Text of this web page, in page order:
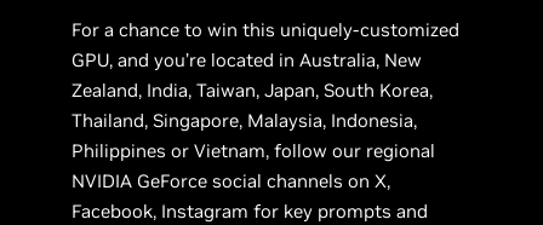
For a chance to win this uniquely-customized
GPU, and you’re located in Australia, New
Zealand, India, Taiwan, Japan, South Korea,
Thailand, Singapore, Malaysia, Indonesia,
Philippines or Vietnam, follow our regional
NVIDIA GeForce social channels on X,
Facebook, Instagram for key prompts and